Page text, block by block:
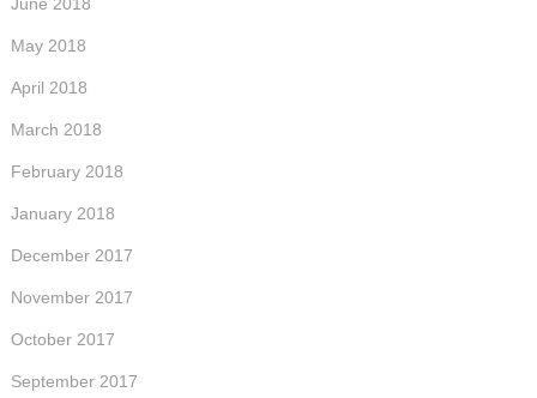
June 2018
May 2018
April 2018
March 2018
February 2018
January 2018
December 2017
November 2017
October 2017
September 2017